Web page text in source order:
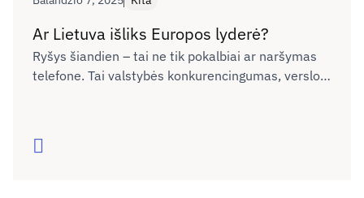
Ar Lietuva išliks Europos lyderė?
Ryšys šiandien – tai ne tik pokalbiai ar naršymas
telefone. Tai valstybės konkurencingumas, verslo
pakeisti?
Skaityti